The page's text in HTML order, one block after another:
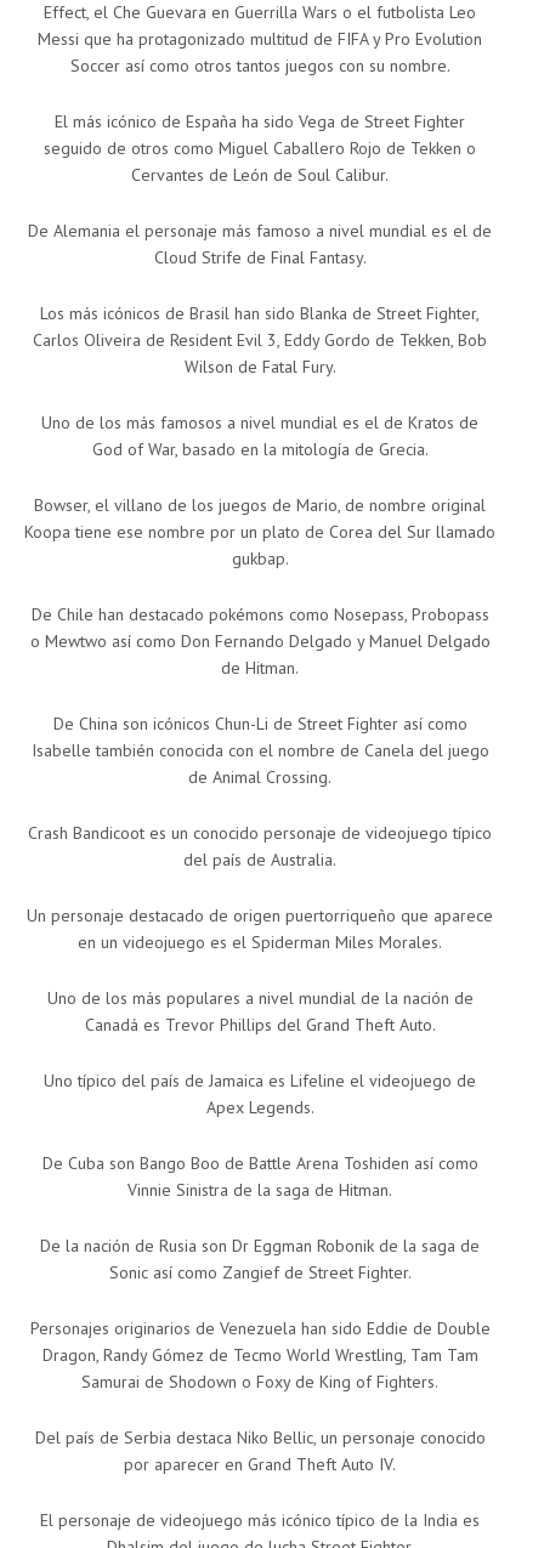
Effect, el Che Guevara en Guerrilla Wars o el futbolista Leo
Messi que ha protagonizado multitud de FIFA y Pro Evolution
Soccer así como otros tantos juegos con su nombre.
El más icónico de España ha sido Vega de Street Fighter
seguido de otros como Miguel Caballero Rojo de Tekken o
Cervantes de León de Soul Calibur.
De Alemania el personaje más famoso a nivel mundial es el de
Cloud Strife de Final Fantasy.
Los más icónicos de Brasil han sido Blanka de Street Fighter,
Carlos Oliveira de Resident Evil 3, Eddy Gordo de Tekken, Bob
Wilson de Fatal Fury.
Uno de los más famosos a nivel mundial es el de Kratos de
God of War, basado en la mitología de Grecia.
Bowser, el villano de los juegos de Mario, de nombre original
Koopa tiene ese nombre por un plato de Corea del Sur llamado
gukbap.
De Chile han destacado pokémons como Nosepass, Probopass
o Mewtwo así como Don Fernando Delgado y Manuel Delgado
de Hitman.
De China son icónicos Chun-Li de Street Fighter así como
Isabelle también conocida con el nombre de Canela del juego
de Animal Crossing.
Crash Bandicoot es un conocido personaje de videojuego típico
del país de Australia.
Un personaje destacado de origen puertorriqueño que aparece
en un videojuego es el Spiderman Miles Morales.
Uno de los más populares a nivel mundial de la nación de
Canadá es Trevor Phillips del Grand Theft Auto.
Uno típico del país de Jamaica es Lifeline el videojuego de
Apex Legends.
De Cuba son Bango Boo de Battle Arena Toshiden así como
Vinnie Sinistra de la saga de Hitman.
De la nación de Rusia son Dr Eggman Robonik de la saga de
Sonic así como Zangief de Street Fighter.
Personajes originarios de Venezuela han sido Eddie de Double
Dragon, Randy Gómez de Tecmo World Wrestling, Tam Tam
Samurai de Shodown o Foxy de King of Fighters.
Del país de Serbia destaca Niko Bellic, un personaje conocido
por aparecer en Grand Theft Auto IV.
El personaje de videojuego más icónico típico de la India es